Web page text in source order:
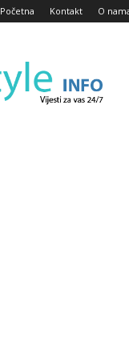
Početna Kontakt O